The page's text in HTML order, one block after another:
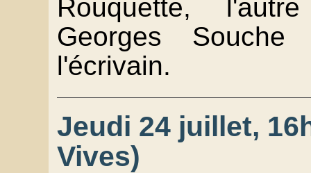
Rouquette,
Georges
l'écrivain.
Jeudi 24 juillet,
Vives)